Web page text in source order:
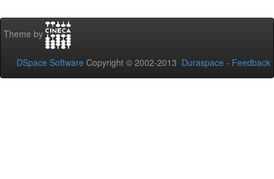
Theme by
DSpace Software Copyright © 2002-2013 Duraspace - Feedback